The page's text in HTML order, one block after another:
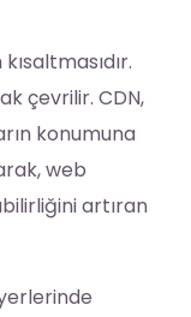
çevrilir. CDN,
konumuna
web
artıran